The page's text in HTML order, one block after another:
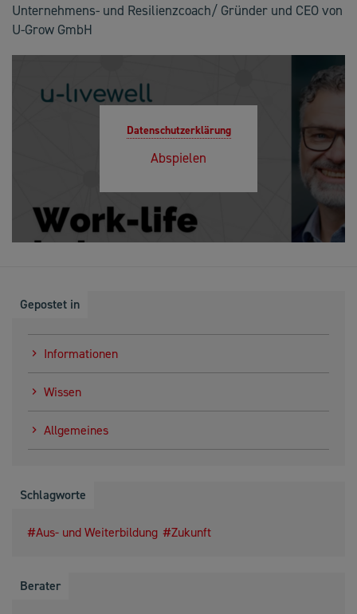
Unternehmens- und Resilienzcoach/ Gründer und CEO von
U-Grow GmbH
Datenschutzerklärung
Abspielen
Gepostet in
Informationen
Wissen
Allgemeines
Schlagworte
Aus- und Weiterbildung Zukunft
Berater